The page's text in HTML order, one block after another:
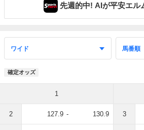
先週的中! AIが平安エル
確定オッズ
1
2 127.9 - 130.9 3